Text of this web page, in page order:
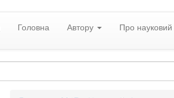
Головна Автору Про науковий